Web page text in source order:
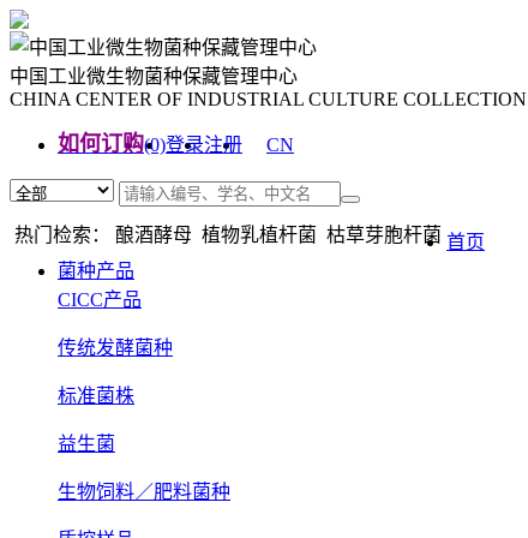
中国工业微生物菌种保藏管理中心
CHINA CENTER OF INDUSTRIAL CULTURE COLLECTION
如何订购(0)登录注册
CN
热门检索： 酿酒酵母 植物乳植杆菌 枯草芽胞杆菌 首页
菌种产品
CICC产品
传统发酵菌种
标准菌株
益生菌
生物饲料／肥料菌种